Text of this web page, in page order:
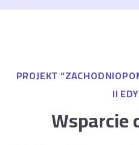
PROJEKT
II
Wsparcie